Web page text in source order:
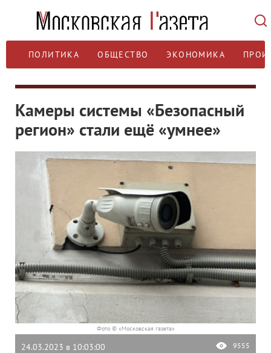
ПОЛИТИКА ОБЩЕСТВО ЭКОНОМИКА
Камеры системы «Безопасный
регион» стали ещё «умнее»
Фото © «Московская газета»
24.03.2023 в 10:03:00 9555